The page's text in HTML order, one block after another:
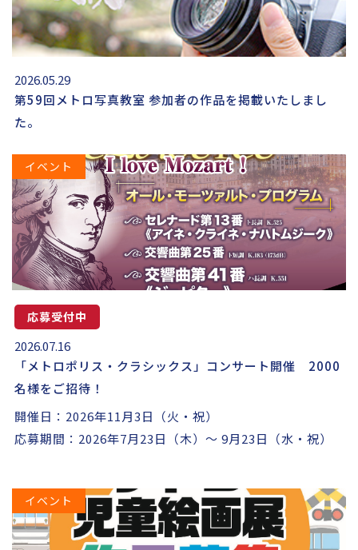
2026.05.29
第59回メトロ写真教室 参加者の作品を掲載いたしまし
た。
イベント
応募受付中
2026.07.16
「メトロポリス・クラシックス」コンサート開催 2000
名様をご招待！
開催日：2026年11月3日（火・祝）
応募期間：2026年7月23日（木）～ 9月23日（水・祝）
イベント